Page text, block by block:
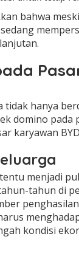
bahwa
hanya
domino pada
karyawan
menjadi
tahun di
kondisi